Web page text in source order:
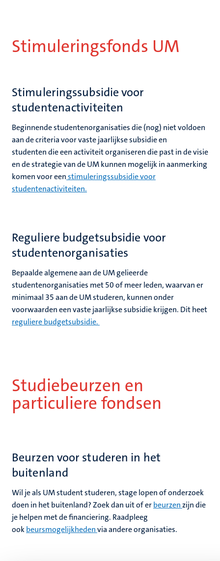
Stimuleringsfonds UM
Stimuleringssubsidie voor
studentenactiviteiten
Beginnende studentenorganisaties die (nog) niet voldoen
aan de criteria voor vaste jaarlijkse subsidie en
studenten die een activiteit organiseren die past in de visie
en de strategie van de UM kunnen mogelijk in aanmerking
komen voor eenstimuleringssubsidie voor
studentenactiviteiten.
Reguliere budgetsubsidie voor
studentenorganisaties
Bepaalde algemene aan de UM gelieerde
studentenorganisaties met 50 of meer leden, waarvan er
minimaal 35 aan de UM studeren, kunnen onder
voorwaarden een vaste jaarlijkse subsidie krijgen. Dit heet
reguliere budgetsubsidie.
Studiebeurzen en
particuliere fondsen
Beurzen voor studeren in het
buitenland
Wil je als UM student studeren, stage lopen of onderzoek
doen in het buitenland?Zoek dan uit of erbeurzenzijn die
je helpen met de financiering. Raadpleeg
ookbeursmogelijkhedenvia andere organisaties.